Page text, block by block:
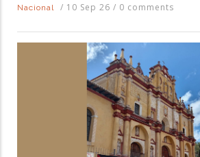
Nacional / 10 Sep 26 / 0 comments